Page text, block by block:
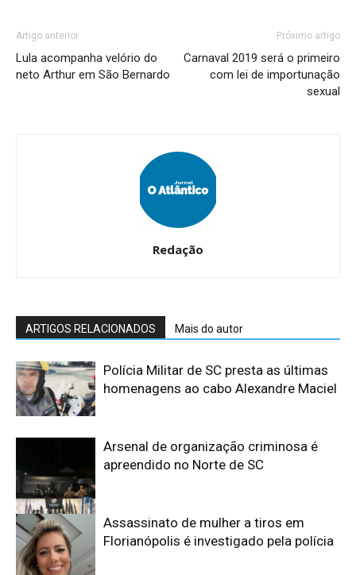
Artigo anterior
Lula acompanha velório do
neto Arthur em São Bernardo
Próximo artigo
Carnaval 2019 será o primeiro
com lei de importunação
sexual
Redação
ARTIGOS RELACIONADOS Mais do autor
Polícia Militar de SC presta as últimas
homenagens ao cabo Alexandre Maciel
Arsenal de organização criminosa é
apreendido no Norte de SC
Assassinato de mulher a tiros em
Florianópolis é investigado pela polícia